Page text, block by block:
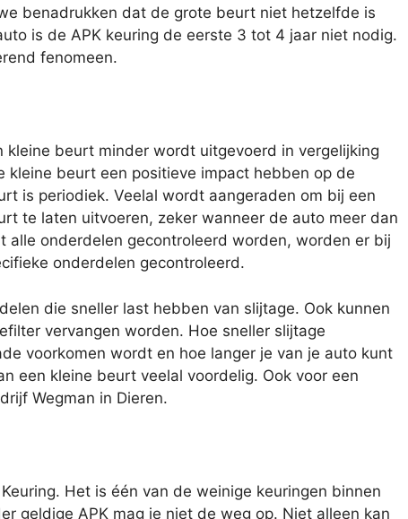
benadrukken dat de grote beurt niet hetzelfde is
is de APK keuring de eerste 3 tot 4 jaar niet nodig.
fenomeen.
beurt minder wordt uitgevoerd in vergelijking
kleine beurt een positieve impact hebben op de
is periodiek. Veelal wordt aangeraden om bij een
te laten uitvoeren, zeker wanneer de auto meer dan
alle onderdelen gecontroleerd worden, worden er bij
onderdelen gecontroleerd.
die sneller last hebben van slijtage. Ook kunnen
vervangen worden. Hoe sneller slijtage
voorkomen wordt en hoe langer je van je auto kunt
een kleine beurt veelal voordelig. Ook voor een
Wegman in Dieren.
Het is één van de weinige keuringen binnen
geldige APK mag je niet de weg op. Niet alleen kan